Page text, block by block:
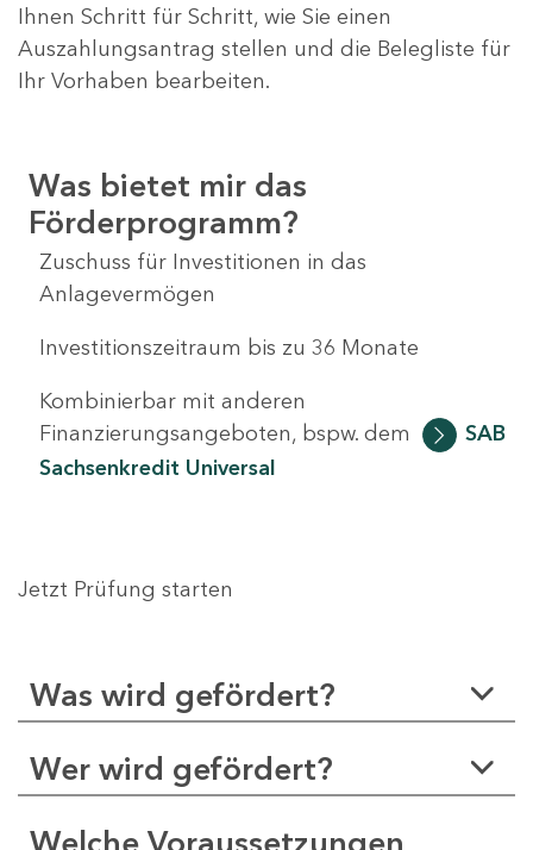
Ihnen Schritt für Schritt, wie Sie einen
Auszahlungsantrag stellen und die Belegliste für
Ihr Vorhaben bearbeiten.
Was bietet mir das
Förderprogramm?
Zuschuss für Investitionen in das
Anlagevermögen
Investitionszeitraum bis zu 36 Monate
Kombinierbar mit anderen
Finanzierungsangeboten, bspw. dem
SAB
Sachsenkredit Universal
Jetzt Prüfung starten
Was wird gefördert?
Wer wird gefördert?
Welche Voraussetzungen